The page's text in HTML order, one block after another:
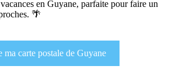
en Guyane, parfaite pour faire un
🌴
ma carte postale de Guyane